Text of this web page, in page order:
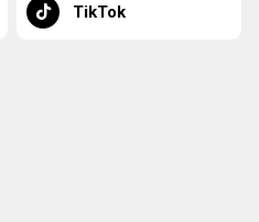
TikTok